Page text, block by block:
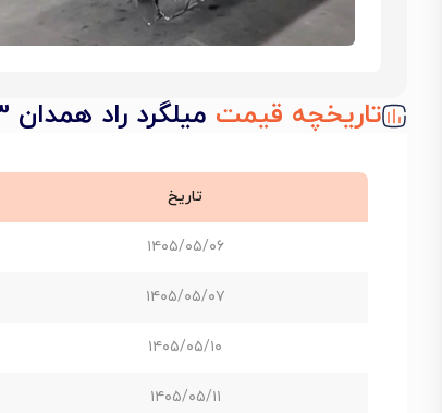
تاریخچه قیمت میلگرد راد همدان A3 سایز 20
تاریخ
۱۴۰۵/۰۵/۰۶
۱۴۰۵/۰۵/۰۷
۱۴۰۵/۰۵/۱۰
۱۴۰۵/۰۵/۱۱